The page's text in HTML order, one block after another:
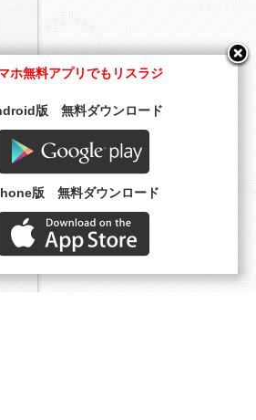
ホ無料アプリでもリスラジ
版 無料ダウンロード
版 無料ダウンロード